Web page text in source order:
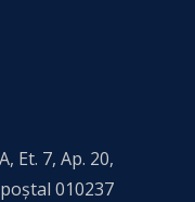
Et. 7, Ap. 20,
010237